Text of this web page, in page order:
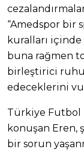
“Amedspor bir
kuralları
buna rağmen
birleştirici ruhu
edeceklerini
Türkiye Futbol
konuşan Eren,
bir sorun